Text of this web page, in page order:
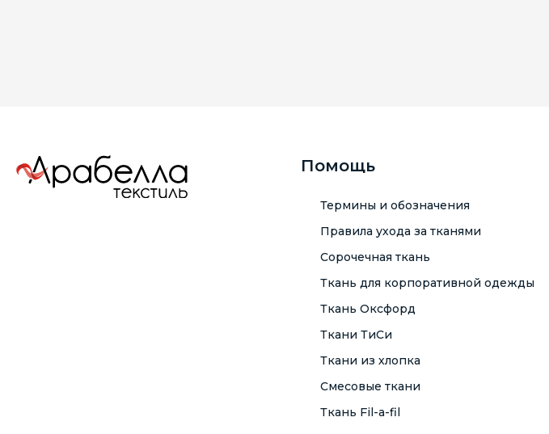
Помощь
Термины и обозначения
Правила ухода за тканями
Сорочечная ткань
Ткань для корпоративной одежды
Ткань Оксфорд
Ткани ТиСи
Ткани из хлопка
Смесовые ткани
Ткань Fil-a-fil